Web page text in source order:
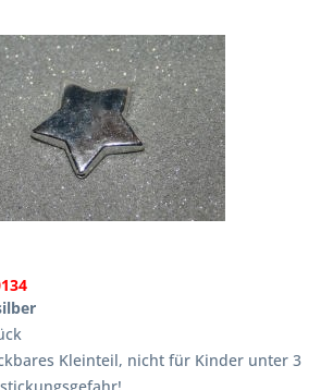
Kleinteil, nicht für Kinder unter 3